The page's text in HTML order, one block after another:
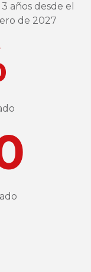
años desde el
de 2027